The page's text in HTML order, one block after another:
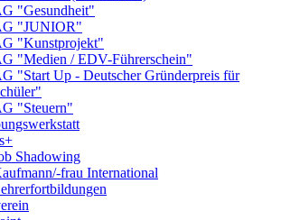
"Gesundheit"
"JUNIOR"
"Kunstprojekt"
"Medien / EDV-Führerschein"
"Start Up - Deutscher Gründerpreis für
"Steuern"
Shadowing
frau International